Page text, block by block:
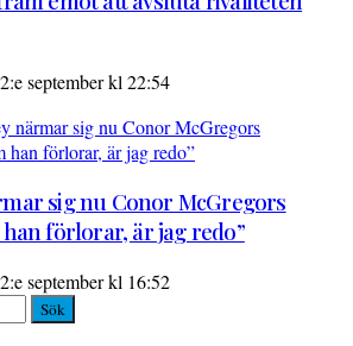
september kl 22:54
sig nu Conor McGregors
förlorar, är jag redo”
september kl 16:52